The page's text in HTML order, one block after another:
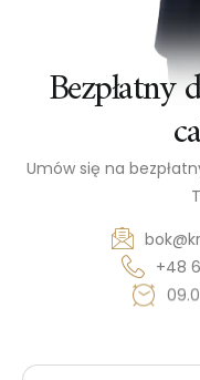
Umów się na
+48